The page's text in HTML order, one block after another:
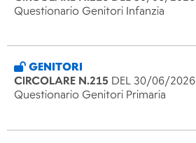
Questionario Genitori Infanzia
GENITORI
CIRCOLARE N.215 DEL 30/06/2026
Questionario Genitori Primaria